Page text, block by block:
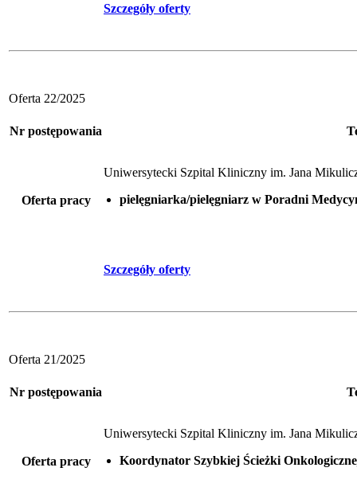
Szczegóły oferty
Oferta 22/2025
Nr postępowania
Oferta pracy
Uniwersytecki Szpital Kliniczny im. Jana
pielęgniarka/pielęgniarz w Poradni
Szczegóły oferty
Oferta 21/2025
Nr postępowania
Oferta pracy
Uniwersytecki Szpital Kliniczny im. Jana
Koordynator Szybkiej Ścieżki